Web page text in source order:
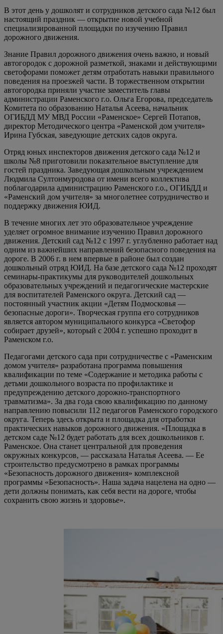
В этот день у дошколят и сотрудников детского сада №12 был
настоящий праздник — открытие новой учебной
специализированной площадки по изучению Правил
дорожного движения.
Знание Правил дорожного движения очень важно, и новый
автогородок с дорожной разметкой, знаками и действующими
светофорами поможет детям отработать навыки правильного
поведения на проезжей части. В торжественном открытии
автогородка приняли участие заместитель главы
администрации Раменского г.о. Ольга Егорова, председатель
Комитета по образованию Наталья Асеева, начальник
ОГИБДД МУ МВД России «Раменское» Сергей Потапов,
директор Методического центра «Раменской дом учителя»
Ирина Губская, заведующие детских садов округа.
Отряд юных инспекторов движения детского сада №12 и
школы №8 приготовили показательное выступление для
гостей праздника. Заведующая дошкольным учреждением
Людмила Султонмуродова от имени всего коллектива
поблагодарила администрацию Раменского г.о., ОГИБДД и
«Раменский дом учителя» за многолетнее сотрудничество и
поддержку движения ЮИД.
В течение многих лет это образовательное учреждение
уделяет огромное внимание изучению Правил дорожного
движения. Детский сад №12 с 1997 г. углубленно работает над
одним из важнейших направлений безопасного поведения на
дороге. В 2006 г. в нем впервые в районе был создан
дошкольный отряд ЮИД. На базе детского сада №12 проходят
семинары-практикумы для руководителей дошкольных
образовательных учреждений и педагогические мастерские
для воспитателей Раменского округа. Детский сад —
постоянный участник акции «Детям Подмосковья —
безопасные дороги». Творческая группа его сотрудников
является автором муниципального конкурса «Светофор
собирает друзей», который с 2004 г. успешно проходит в
Раменском г.о.
Педагогами детского сада при сотрудничестве с «Раменским
домом учителя» разработана программа повышения
квалификации по теме «Содержание и методика работы с
детьми дошкольного возраста по профилактике и
предупреждению детского дорожно-транспортного
травматизма». За два года свою квалификацию по данному
направлению повысили 112 педагогов Раменского городского
округа. Теперь здесь открыта и площадка для отработки
практических навыков дорожного движения. «Площадка в
детском саде №12 будет работать для всех дошкольников г.
Раменское. Она станет центральной для проведения
окружных конкурсов, — рассказала Наталья Асеева. — Ее
строительство предусмотрено в рамках программы
«Безопасность дорожного движения» комплексной
программы «Безопасность». Наша задача нацелена на одно —
дети должны понимать, как себя вести на дороге, чтобы
сохранить свою жизнь и здоровье».